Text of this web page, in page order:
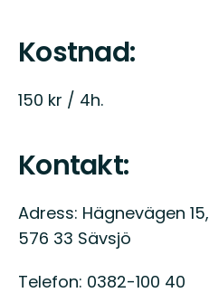
Kostnad:
150 kr / 4h.
Kontakt:
Adress: Hägnevägen 15,
576 33 Sävsjö
Telefon: 0382-100 40